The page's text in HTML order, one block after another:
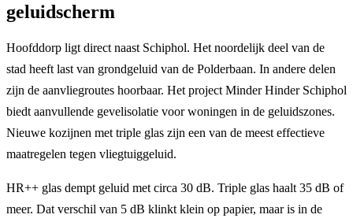
geluidscherm
Hoofddorp ligt direct naast Schiphol. Het noordelijk deel van de
stad heeft last van grondgeluid van de Polderbaan. In andere delen
zijn de aanvliegroutes hoorbaar. Het project Minder Hinder Schiphol
biedt aanvullende gevelisolatie voor woningen in de geluidszones.
Nieuwe kozijnen met triple glas zijn een van de meest effectieve
maatregelen tegen vliegtuiggeluid.
HR++ glas dempt geluid met circa 30 dB. Triple glas haalt 35 dB of
meer. Dat verschil van 5 dB klinkt klein op papier, maar is in de